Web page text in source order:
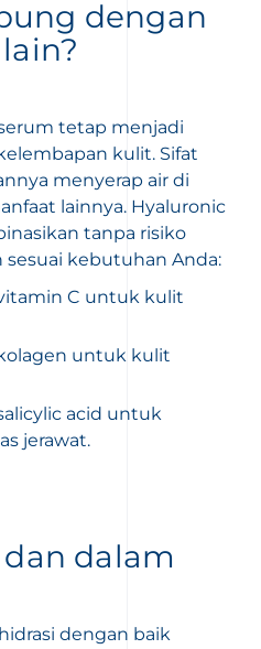
dengan
tetap menjadi
kulit. Sifat
menyerap air di
lainnya. Hyaluronic
tanpa risiko
kebutuhan Anda:
C untuk kulit
untuk kulit
acid untuk
jerawat.
dalam
dengan baik